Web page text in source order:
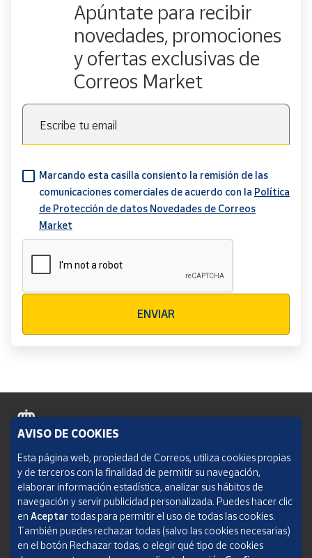
Apúntate para recibir
novedades, promociones
y ofertas exclusivas de
Correos Market
Escribe tu email
Marcando esta casilla consiento la remisión de las
comunicaciones comerciales de acuerdo con la Política
de Protección de datos Novedades de Correos
Market
ENVIAR
Política de cookies
Aviso legal
Condiciones del servicio
Política de Privacidad Web
AVISO DE COOKIES
Esta página web, propiedad de Correos, utiliza cookies propias
y de terceros con la finalidad de permitir su navegación,
elaborar información estadística, analizar sus hábitos de
navegación y servir publicidad personalizada. Puedes hacer clic
en Aceptar todas para permitir el uso de todas las cookies.
También puedes rechazar todas (salvo las cookies necesarias)
en el botón Rechazar todas, o elegir qué tipo de cookies